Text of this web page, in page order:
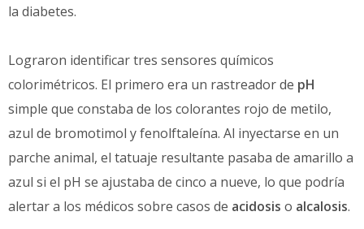
la diabetes.
Lograron identificar tres sensores químicos
colorimétricos. El primero era un rastreador de pH
simple que constaba de los colorantes rojo de metilo,
azul de bromotimol y fenolftaleína. Al inyectarse en un
parche animal, el tatuaje resultante pasaba de amarillo a
azul si el pH se ajustaba de cinco a nueve, lo que podría
alertar a los médicos sobre casos de acidosis o alcalosis.